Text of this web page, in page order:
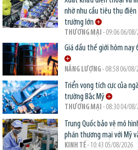
nhờ nhu cầu tiêu thụ
trường lớn
THƯƠNG MẠI - 09:06 06/08/
Giá dầu thế giới hôm nay
NĂNG LƯỢNG - 08:58 06/08/
Triển vọng tích cực của
trường Bắc Mỹ
THƯƠNG MẠI - 08:30 04/08/
Trung Quốc bảo vệ mô
phán thương mại với Mỹ và
KINH TẾ- 10:43 05/08/2026